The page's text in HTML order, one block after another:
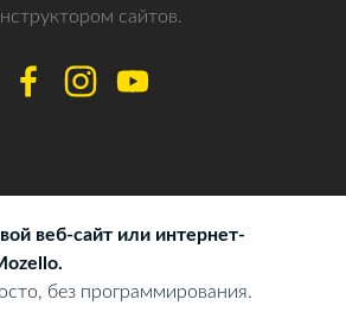
сайтов.
веб-сайт или интернет-
без программирования.